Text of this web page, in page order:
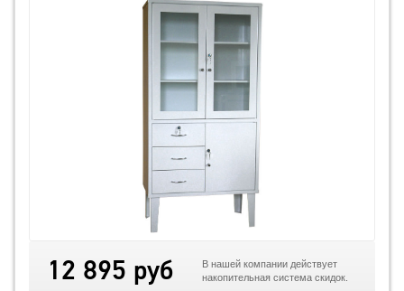
12 895 руб
В нашей компании действует
накопительная система скидок.